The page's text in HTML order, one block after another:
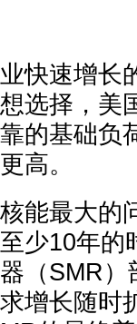
业快速增长
想选择，美
靠的基础负
更高。
核能最大的
至少10年的
器（SMR）
求增长随时